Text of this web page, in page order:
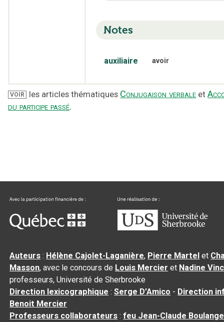
Notes
auxiliaire avoir
VOIR les articles thématiques Conjugaison verbale et
du participe passé.
Auteurs : Hélène Cajolet-Laganière, Pierre Martel et
Masson, avec le concours de Louis Mercier et Nadine
professeurs, Université de Sherbrooke
Direction lexicographique :Serge D’Amico - Direction
Benoit Mercier
Professeurs collaborateurs :feu Jean-Claude